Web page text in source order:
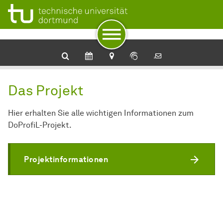
Zur Navigation
Zum Schnellzugriff
Zum Fuß der Seite mit weiteren Services
Zum Inhalt
Zur Startseite
Das Projekt
Hier erhalten Sie alle wichtigen Informationen zum
DoProfiL-Projekt.
Projektinformationen